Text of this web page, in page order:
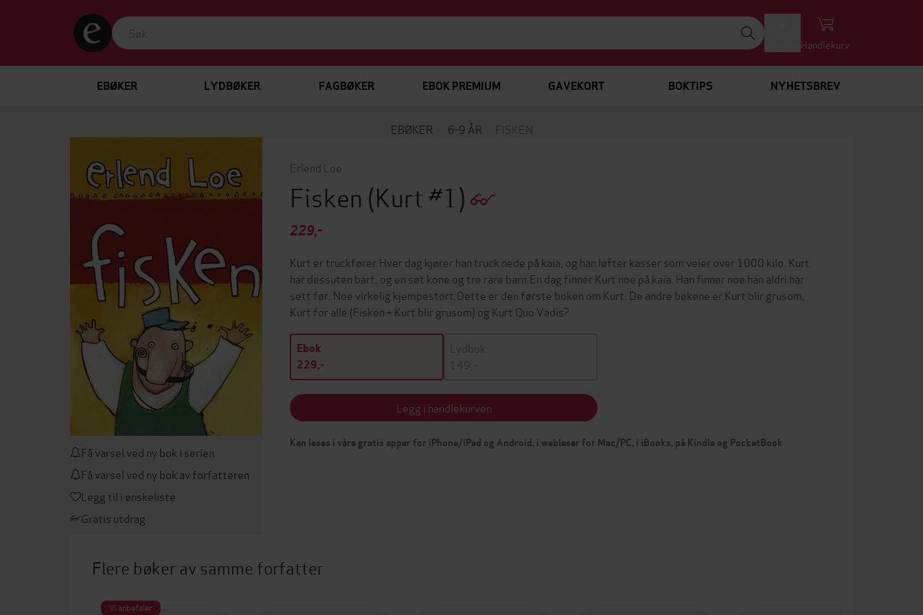
Handlekurv
EBØKER LYDBØKER FAGBØKER EBOK PREMIUM GAVEKORT BOKTIPS NYHETSBREV
EBØKER 6-9 ÅR FISKEN
Få varsel ved ny bok i serien
Få varsel ved ny bok av forfatteren
Legg til i ønskeliste
Gratis utdrag
Erlend Loe
Fisken (Kurt #1)
229,-
Kurt er truckfører.Hver dag kjører han truck nede på kaia, og han løfter kasser som veier over 1000 kilo. Kurt
har dessuten bart, og en søt kone og tre rare barn.En dag finner Kurt noe på kaia. Han finner noe han aldri har
sett før. Noe virkelig kjempestort.Dette er den første boken om Kurt. De andre bøkene er Kurt blir grusom,
Kurt for alle (Fisken + Kurt blir grusom) og Kurt Quo Vadis?
Ebok
229,-
Lydbok
149,-
Legg i handlekurven
Kan leses i våre gratis apper for iPhone/iPad og Android, i webleser for Mac/PC, i iBooks, på Kindle og PocketBook
Flere bøker av samme forfatter
Vi anbefaler